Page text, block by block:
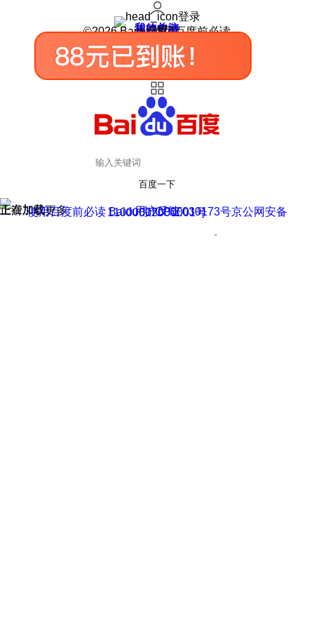
登录
我的关注
我的收藏
皮肤中心
用户反馈
设置
©2026 Baidu 使用百度前必读
百度一下
正在加载
上滑加载更多 用户反馈
使用百度前必读 Baidu 京ICP证030173号
京公网安备11000002000001号